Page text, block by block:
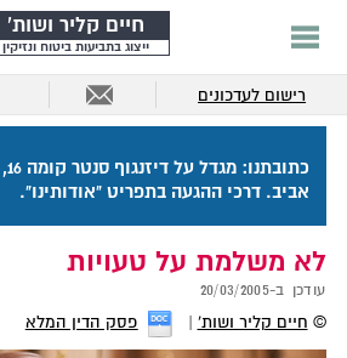
חיים קליר ושות'
ייצוג בתביעות ביטוח ונזיקין
רישום לעדכונים
אביב. דרכי ההגעה בתפריט "אודותינו".
לא משלמת על טעויות
עודכן ב-20/03/2005
© חיים קליר ושות' פסק הדין המלא